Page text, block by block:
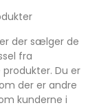
der sælger de
fra
Du er
der er andre
kunderne i